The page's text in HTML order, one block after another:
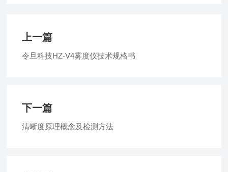
上一篇
令旦科技HZ-V4雾度仪技术规格书
下一篇
清晰度原理概念及检测方法